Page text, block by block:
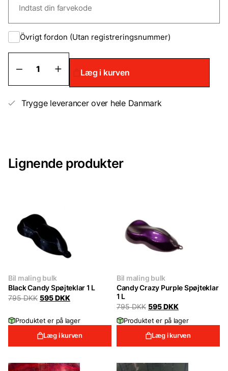
Övrigt fordon (Utan registreringsnummer)
Caterpillar
Pletreparationslak/Sprayfarve
antal
Læg i kurven
Trygge leverancer over hele Danmark
Lignende produkter
Bil maling bulk
Black Candy Spøjteklar 1 L
795DKK Original
795 DKK.
595DKKCurrent
595 DKK.
Produktet er på lager
Læg i kurven
Bil maling bulk
Candy Crazy Purple Spøjteklar
1 L
795DKK Original
was:
595DKKCurrent
is:
Produktet er på lager
Læg i kurven